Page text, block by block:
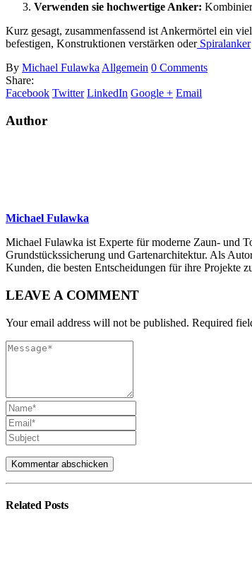
Verwenden sie hochwertige Anker:
Kurz gesagt, zusammenfassend ist Ankermörtel ein
befestigen, Konstruktionen verstärken oder Spiralanker
By Michael Fulawka Allgemein 0 Comments
Share:
Facebook Twitter LinkedIn Google + Email
Author
Michael Fulawka
Michael Fulawka ist Experte für moderne Zaun- und
Grundstückssicherung und Gartenarchitektur. Als
Kunden, die besten Entscheidungen für ihre Projekte
LEAVE A COMMENT
Your email address will not be published. Required
Related Posts